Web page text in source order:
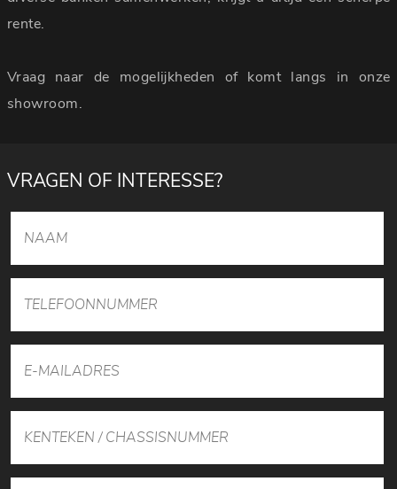
rente.
Vraag naar de mogelijkheden of komt langs in onze
showroom.
VRAGEN OF INTERESSE?